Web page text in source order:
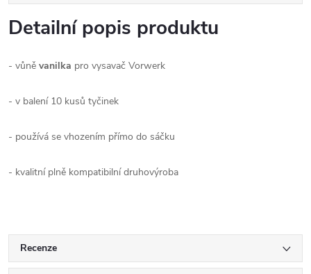
Detailní popis produktu
- vůně vanilka pro vysavač Vorwerk
- v balení 10 kusů tyčinek
- používá se vhozením přímo do sáčku
- kvalitní plně kompatibilní druhovýroba
Recenze